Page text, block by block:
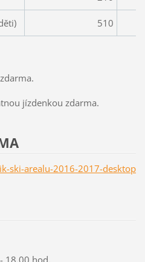
510
jízdenkou zdarma.
ski-arealu-2016-2017-desktop